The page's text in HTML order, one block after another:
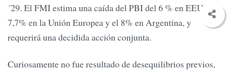
´29. El FMI estima una caída del PBI del 6 % en EEUU,
7,7% en la Unión Europea y el 8% en Argentina, y
requerirá una decidida acción conjunta.
Curiosamente no fue resultado de desequilibrios previos,